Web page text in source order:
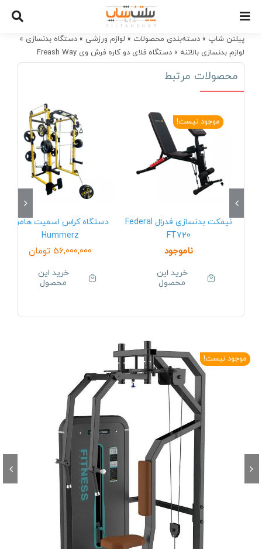
contentپیلتن شاپ » دسته‌بندی محصولات » لوازم ورزشی » دستگاه بدنسازی »
لوازم بدنسازی بالاتنه » دستگاه فلای دو کاره فرش وی Freash Way
محصولات مرتبط
موجود نیست!
نیمکت بدنسازی فدرال Federal
FT720
ناموجود
خرید این
محصول
دستگاه کراس اسمیت هامرز
Hummerz
56,000,000 تومان
خرید این
محصول
موجود نیست!